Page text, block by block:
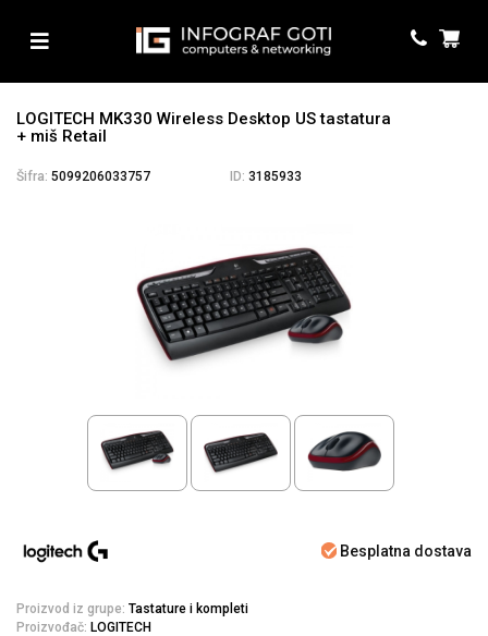
LOGITECH MK330 Wireless Desktop US tastatura
+ miš Retail
Šifra: 5099206033757 ID: 3185933
Besplatna dostava
Proizvod iz grupe: Tastature i kompleti
Proizvođač: LOGITECH